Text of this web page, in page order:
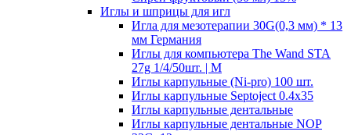
Иглы и шприцы для игл
Игла для мезотерапии 30G(0,3 мм) * 13
мм Германия
Иглы для компьютера The Wand STA
27g 1/4/50шт. | M
Иглы карпульные (Ni-pro) 100 шт.
Иглы карпульные Septoject 0.4х35
Иглы карпульные дентальные
Иглы карпульные дентальные NOP